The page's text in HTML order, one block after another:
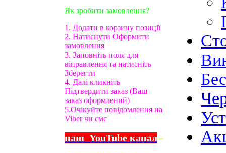
Як зробити замовлення?
1. Додати в корзину позиції
2. Натиснути Оформити
замовлення
3. Заповніть поля для
віправлення та натисніть
Зберегти
4. Далі кликніть
Підтвердити заказ (Ваш
заказ оформлений)
5.Очікуйте повідомлення на
Viber чи смс
наш YouTube канал -